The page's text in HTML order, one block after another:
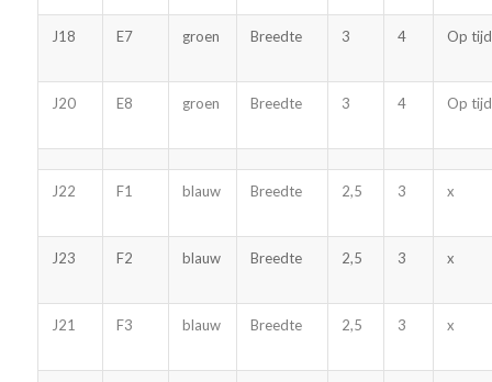
J18 E7 groen Breedte 3 4 Op tijd
J20 E8 groen Breedte 3 4 Op tijd
J22 F1 blauw Breedte 2,5 3 x
J23 F2 blauw Breedte 2,5 3 x
J21 F3 blauw Breedte 2,5 3 x